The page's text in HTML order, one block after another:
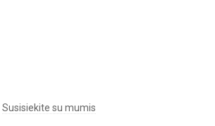
Susisiekite su mumis